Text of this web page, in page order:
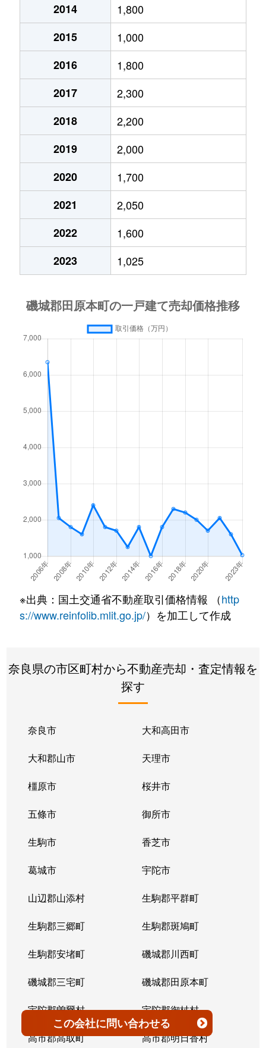
2014
1,800
2015
1,000
2016
1,800
2017
2,300
2018
2,200
2019
2,000
2020
1,700
2021
2,050
2022
1,600
2023
1,025
※出典：国土交通省不動産取引価格情報 （http
s://www.reinfolib.mlit.go.jp/）を加工して作成
奈良県の市区町村から不動産売却・査定情報を
探す
奈良市 大和高田市
大和郡山市 天理市
橿原市 桜井市
五條市 御所市
生駒市 香芝市
葛城市 宇陀市
山辺郡山添村 生駒郡平群町
生駒郡三郷町 生駒郡斑鳩町
生駒郡安堵町 磯城郡川西町
磯城郡三宅町 磯城郡田原本町
宇陀郡曽爾村 宇陀郡御杖村
高市郡高取町 高市郡明日香村
この会社に問い合わせる